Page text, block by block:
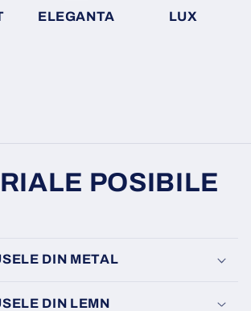
ELEGANTA LUX
POSIBILE
DIN METAL
DIN LEMN